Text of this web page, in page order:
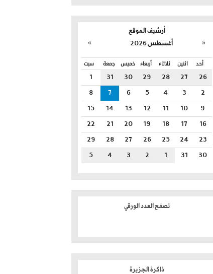
أرشيف الموقع
«
» أغسطس 2026
أحد اثنين ثلاثاء أربعاء خميس جمعة سبت
26
27
28
29
30
31
1
2
3
4
5
6
7
8
9
10
11
12
13
14
15
16
17
18
19
20
21
22
23
24
25
26
27
28
29
30
31
1
2
3
4
5
تصفح العدد الورقي
ذاكرة الجزيرة